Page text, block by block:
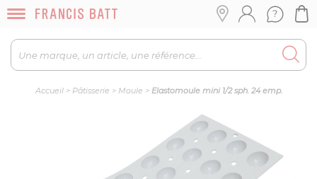
Accueil> Pâtisserie > Moule > Elastomoule mini 1/2 sph. 24 emp.